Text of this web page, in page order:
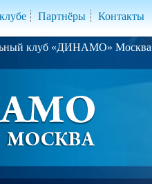
Партнёры Контакты
клуб «ДИНАМО» Москва